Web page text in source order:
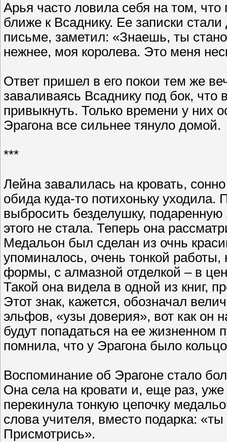
Арья часто ловила себя на том, что
ближе к Всаднику. Ее записки
письме, заметил: «Знаешь, ты
нежнее, моя королева. Это меня
Ответ пришел в его покои тем же
заваливаясь Всаднику под бок, что
привыкнуть. Только времени у них
Эрагона все сильнее тянуло домой.
***
Лейна завалилась на кровать,
обида куда-то потихоньку уходила.
выбросить безделушку,
этого не стала. Теперь она
Медальон был сделан из очнь
упоминалось, очень тонкой
формы, с алмазной отделкой – в
Такой она видела в одной из книг,
Этот знак, кажется, обозначал
эльфов, «узы доверия», вот как он
будут попадаться на ее жизненном
помнила, что у Эрагона было
Воспоминание об Эрагоне стало
Она села на кровати и, еще раз,
перекинула тонкую цепочку
слова учителя, вместо подарка:
Присмотрись».